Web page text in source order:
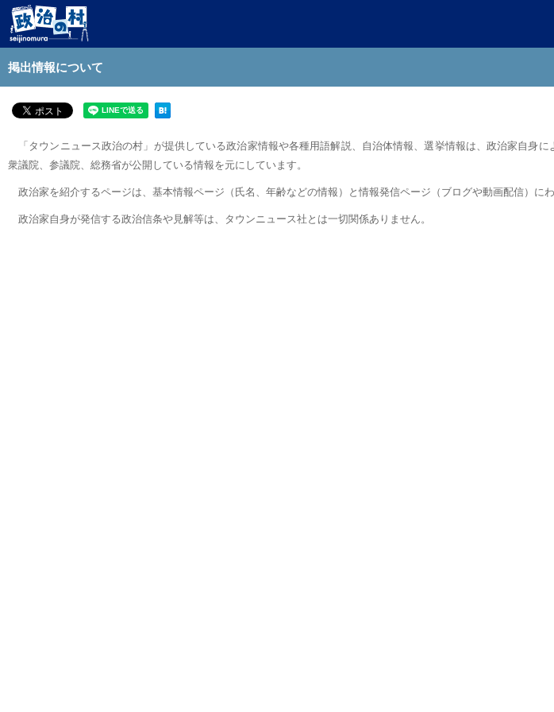
掲出情報について
「タウンニュース政治の村」が提供している政治家情報や各種用語解説、自治体情報、選挙情報は、政治家自身
衆議院、参議院、総務省が公開している情報を元にしています。
政治家を紹介するページは、基本情報ページ（氏名、年齢などの情報）と情報発信ページ（ブログや動画配信）に
政治家自身が発信する政治信条や見解等は、タウンニュース社とは一切関係ありません。